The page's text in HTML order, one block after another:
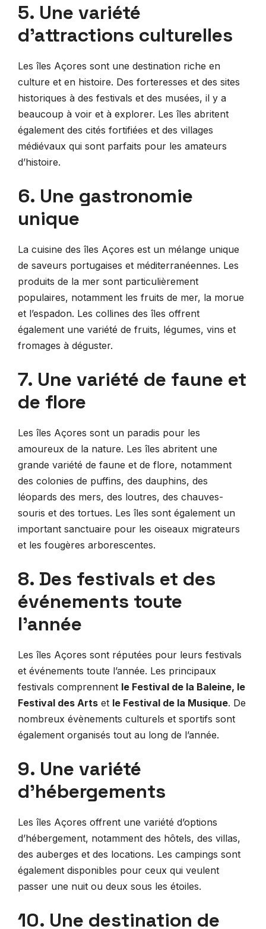
5. Une variété
d’attractions culturelles
Les îles Açores sont une destination riche en
culture et en histoire. Des forteresses et des sites
historiques à des festivals et des musées, il y a
beaucoup à voir et à explorer. Les îles abritent
également des cités fortifiées et des villages
médiévaux qui sont parfaits pour les amateurs
d’histoire.
6. Une gastronomie
unique
La cuisine des îles Açores est un mélange unique
de saveurs portugaises et méditerranéennes. Les
produits de la mer sont particulièrement
populaires, notamment les fruits de mer, la morue
et l’espadon. Les collines des îles offrent
également une variété de fruits, légumes, vins et
fromages à déguster.
7. Une variété de faune et
de flore
Les îles Açores sont un paradis pour les
amoureux de la nature. Les îles abritent une
grande variété de faune et de flore, notamment
des colonies de puffins, des dauphins, des
léopards des mers, des loutres, des chauves-
souris et des tortues. Les îles sont également un
important sanctuaire pour les oiseaux migrateurs
et les fougères arborescentes.
8. Des festivals et des
événements toute
l’année
Les îles Açores sont réputées pour leurs festivals
et événements toute l’année. Les principaux
festivals comprennent le Festival de la Baleine, le
Festival des Arts et le Festival de la Musique. De
nombreux évènements culturels et sportifs sont
également organisés tout au long de l’année.
9. Une variété
d’hébergements
Les îles Açores offrent une variété d’options
d’hébergement, notamment des hôtels, des villas,
des auberges et des locations. Les campings sont
également disponibles pour ceux qui veulent
passer une nuit ou deux sous les étoiles.
10. Une destination de